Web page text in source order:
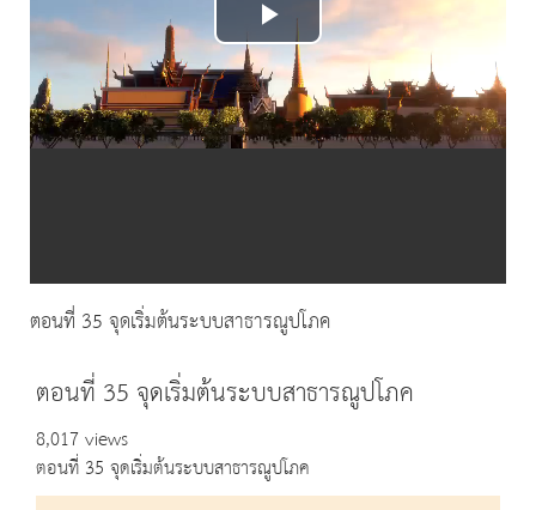
Play
Video
ตอนที่ 35 จุดเริ่มต้นระบบสาธารณูปโภค
ตอนที่ 35 จุดเริ่มต้นระบบสาธารณูปโภค
8,017 views
ตอนที่ 35 จุดเริ่มต้นระบบสาธารณูปโภค